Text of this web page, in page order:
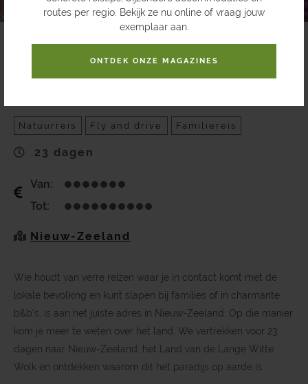
routes per regio. Bekijk ze nu online of vraag jouw
exemplaar aan.
ONTDEK ONZE MAGAZINES
Charmante rondreis door
Natuurreis Fly and drive Familiereis
23 dagen
Van:
Tot:
Nieuw-Zeeland
Wie houdt van verre reizen waar je in contact komt met de
lokale bevolking en kunt slapen bij families of in charmante
b&b’s, is aan het juiste adres in Nieuw-Zeeland. Op die manier
kom je meer te weten over het land. We vertrekken voor 23
dagen naar Nieuw-Zeeland, het Land van de Lange Witte
Wolk en ontdekken waarom dit het paradijs op aarde is.